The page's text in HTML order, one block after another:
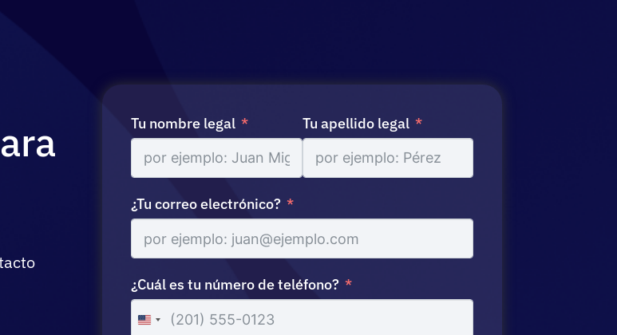
Tu nombre legal Tu apellido legal
¿Tu correo electrónico?
¿Cuál es tu número de teléfono?
United